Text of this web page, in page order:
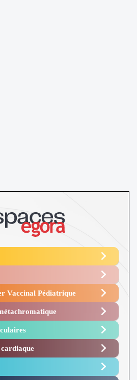
Vaccinal Pédiatrique